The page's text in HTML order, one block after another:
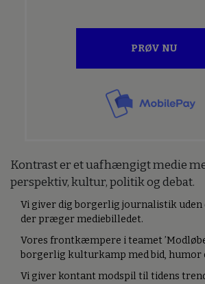
PRØV NU
Kontrast er et uafhængigt medie
perspektiv, kultur, politik og debat.
Vi giver dig borgerlig journalistik
der præger mediebilledet.
Vores frontkæmpere i teamet
borgerlig kulturkamp med bid, humor
Vi giver kontant modspil til tidens